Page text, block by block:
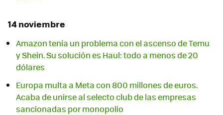
14 noviembre
Amazon tenía un problema con el ascenso de Temu
y Shein. Su solución es Haul: todo a menos de 20
dólares
Europa multa a Meta con 800 millones de euros.
Acaba de unirse al selecto club de las empresas
sancionadas por monopolio